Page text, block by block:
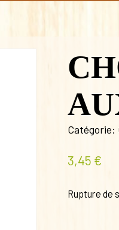
Catégorie:
3,45 €
Rupture de